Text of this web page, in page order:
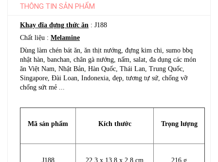
THÔNG TIN SẢN PHẨM
Khay đĩa đựng thức ăn : J188
Chất liệu : Melamine
Dùng làm chén bát ăn, ăn thịt nướng, đựng kim chi, sumo bbq
nhật hàn, banchan, chân gà nướng, nấm, salat, đa dụng các món
ăn Việt Nam, Nhật Bản, Hàn Quốc, Thái Lan, Trung Quốc,
Singapore, Đài Loan, Indonexia, đẹp, tương tự sứ, chống vỡ
chống sứt mẻ ...
Mã sản phẩm Kích thước Trọng lượng
J188 22.3 x 13.8 x 2.8 cm 216 g